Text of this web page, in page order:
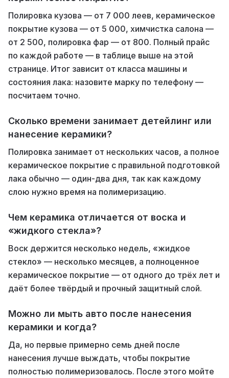
Полировка кузова — от 7 000 леев, керамическое
покрытие кузова — от 5 000, химчистка салона —
от 2 500, полировка фар — от 800. Полный прайс
по каждой работе — в таблице выше на этой
странице. Итог зависит от класса машины и
состояния лака: назовите марку по телефону —
посчитаем точно.
Сколько времени занимает детейлинг или
нанесение керамики?
Полировка занимает от нескольких часов, а полное
керамическое покрытие с правильной подготовкой
лака обычно — один-два дня, так как каждому
слою нужно время на полимеризацию.
Чем керамика отличается от воска и
«жидкого стекла»?
Воск держится несколько недель, «жидкое
стекло» — несколько месяцев, а полноценное
керамическое покрытие — от одного до трёх лет и
даёт более твёрдый и прочный защитный слой.
Можно ли мыть авто после нанесения
керамики и когда?
Да, но первые примерно семь дней после
нанесения лучше выждать, чтобы покрытие
полностью полимеризовалось. После этого мойте